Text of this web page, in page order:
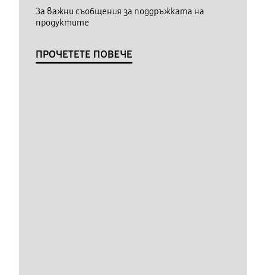
За важни съобщения за поддръжката на
продуктите
ПРОЧЕТЕТЕ ПОВЕЧЕ